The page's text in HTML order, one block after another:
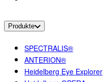
Produkte
SPECTRALIS®
ANTERION®
Heidelberg Eye Explorer